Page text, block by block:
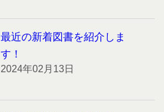
最近の新着図書を紹介しま
す！
2024年02月13日